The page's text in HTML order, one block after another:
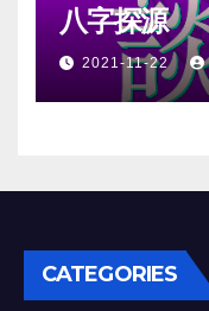
八字探源
2021-11-22
CATEGORIES